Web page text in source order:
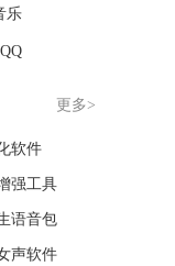
乐
更多>
软件
强工具
语音包
声软件